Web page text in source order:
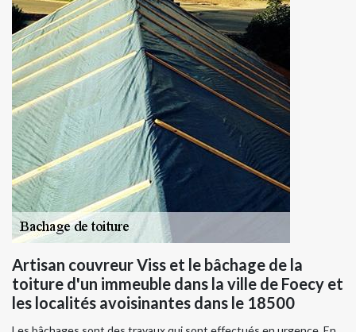
Artisan couvreur Viss et le bâchage de la
toiture d'un immeuble dans la ville de Foecy et
les localités avoisinantes dans le 18500